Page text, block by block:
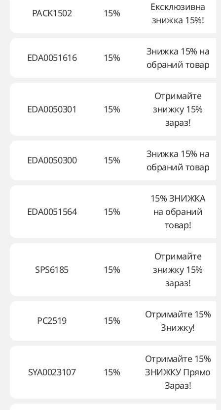
PACK1502 15%
Ексклюзивна
знижка 15%!
EDA0051616 15%
Знижка 15% на
обраний товар
EDA0050301 15%
Отримайте
знижку 15%
зараз!
EDA0050300 15%
Знижка 15% на
обраний товар
EDA0051564 15%
15% ЗНИЖКА
на обраний
товар!
SPS6185 15%
Отримайте
знижку 15%
зараз!
PC2519 15%
Отримайте 15%
Знижку!
SYA0023107 15%
Отримайте 15%
ЗНИЖКУ Прямо
Зараз!